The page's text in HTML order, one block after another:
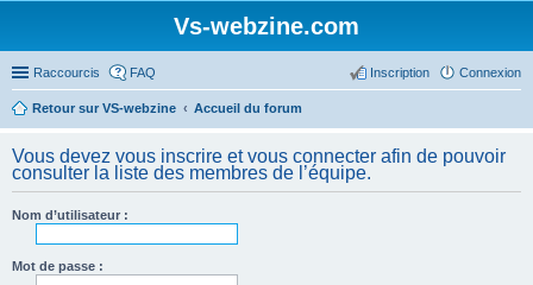
Vs-webzine.com
Raccourcis FAQ Connexion
Inscription
Retour sur VS-webzine Accueil du forum
Vous devez vous inscrire et vous connecter afin de pouvoir
consulter la liste des membres de l’équipe.
Nom d’utilisateur :
Mot de passe :